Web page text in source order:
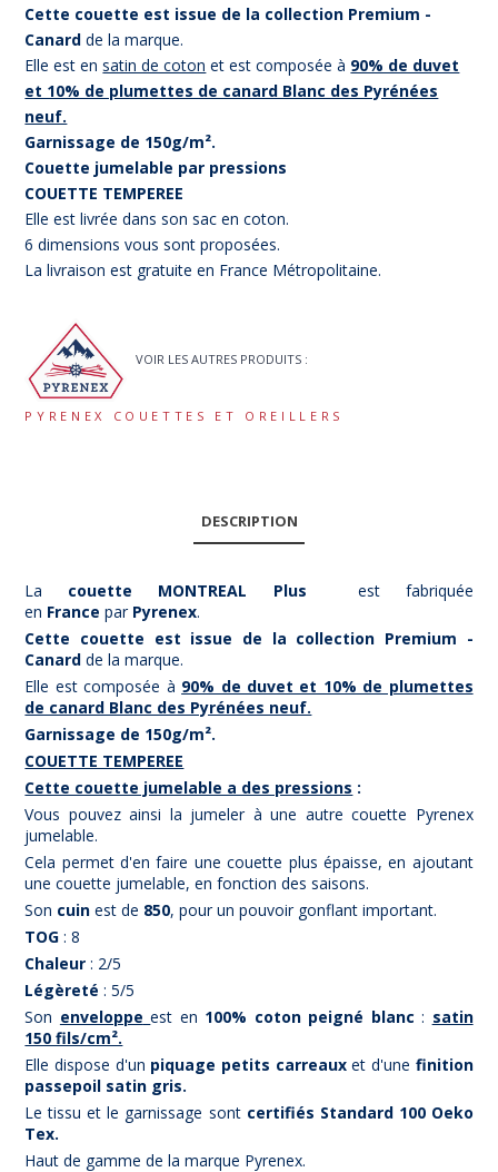
Cette couette est issue de la collection Premium -
Canardde la marque.
Elle est ensatin de coton et est composée à 90% de duvet
et 10% de plumettes de canard Blanc des Pyrénées
neuf.
Garnissage de 150g/m².
Couette jumelable par pressions
COUETTE TEMPEREE
Elle est livrée dans son sac en coton.
6 dimensions vous sont proposées.
La livraison est gratuite en France Métropolitaine.
VOIR LES AUTRES PRODUITS :
PYRENEX COUETTES ET OREILLERS
DESCRIPTION
La couette MONTREAL Plus est fabriquée
en France par Pyrenex.
Cette couette est issue de la collection Premium -
Canardde la marque.
Elle est composée à 90% de duvet et 10% de plumettes
de canard Blanc des Pyrénées neuf.
Garnissage de 150g/m².
COUETTE TEMPEREE
Cette couette jumelable a des pressions :
Vous pouvez ainsi la jumeler à une autre couette Pyrenex
jumelable.
Cela permet d'en faire une couette plus épaisse, en ajoutant
une couette jumelable, en fonction des saisons.
Son cuin est de 850, pour un pouvoir gonflant important.
TOG : 8
Chaleur : 2/5
Légèreté : 5/5
Son enveloppe est en 100% coton peigné blanc : satin
150 fils/cm².
Elle dispose d'un piquage petits carreauxet d'une finition
passepoil satin gris.
Le tissu et le garnissage sont certifiés Standard 100 Oeko
Tex.
Haut de gamme de la marque Pyrenex.